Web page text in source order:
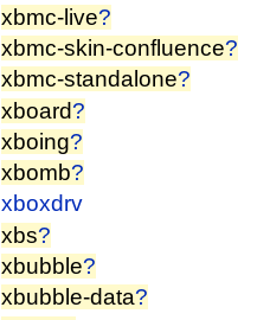
xbmc-live?
xbmc-skin-confluence?
xbmc-standalone?
xboard?
xboing?
xbomb?
xboxdrv
xbs?
xbubble?
xbubble-data?